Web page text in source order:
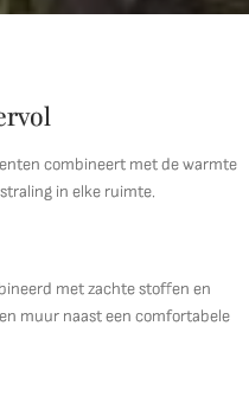
combineert met de warmte
in elke ruimte.
met zachte stoffen en
muur naast een comfortabele